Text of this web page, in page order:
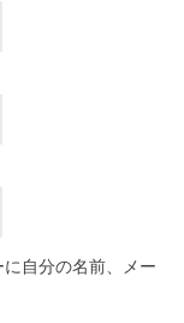
自分の名前、メー